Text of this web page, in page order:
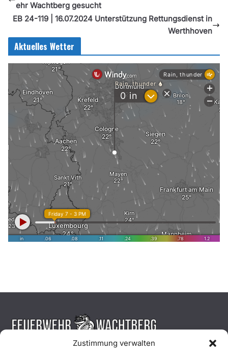
Zustimmung verwalten
ehr Wachtberg gesucht
EB 24-119 | 16.07.2024 Unterstützung Rettungsdienst in
Werthhoven
Aktuelles Wetter